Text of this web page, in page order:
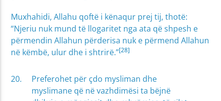
Muxhahidi, Allahu qoftë i kënaqur prej tij, thotë:
“Njeriu nuk mund të llogaritet nga ata që shpesh e
përmendin Allahun përderisa nuk e përmend Allahun
në këmbë, ulur dhe i shtrirë.”[28]
Preferohet për çdo mysliman dhe
myslimane që në vazhdimësi ta bëjnë